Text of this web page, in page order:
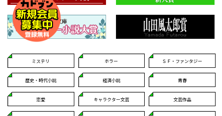
ミステリ ホラー ＳＦ・ファンタジー
歴史・時代小説 経済小説 青春
恋愛 キャラクター文芸 文芸作品